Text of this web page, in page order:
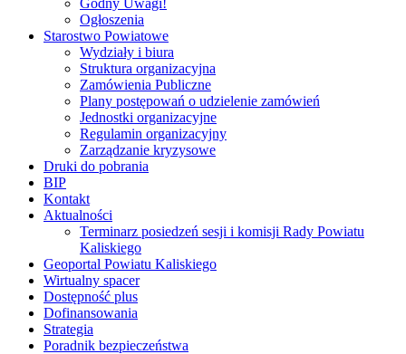
Godny Uwagi!
Ogłoszenia
Starostwo Powiatowe
Wydziały i biura
Struktura organizacyjna
Zamówienia Publiczne
Plany postępowań o udzielenie zamówień
Jednostki organizacyjne
Regulamin organizacyjny
Zarządzanie kryzysowe
Druki do pobrania
BIP
Kontakt
Aktualności
Terminarz posiedzeń sesji i komisji Rady Powiatu
Kaliskiego
Geoportal Powiatu Kaliskiego
Wirtualny spacer
Dostępność plus
Dofinansowania
Strategia
Poradnik bezpieczeństwa